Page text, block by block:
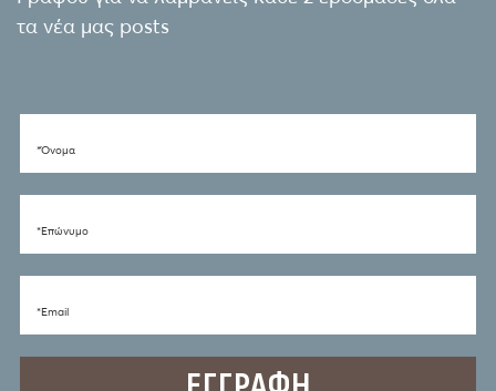
τα νέα μας posts
*Όνομα
*Eπώνυμο
*Email